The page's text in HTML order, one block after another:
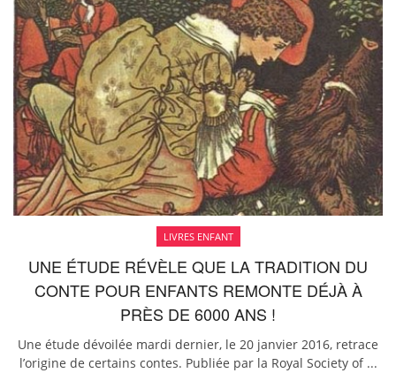
LIVRES ENFANT
UNE ÉTUDE RÉVÈLE QUE LA TRADITION DU
CONTE POUR ENFANTS REMONTE DÉJÀ À
PRÈS DE 6000 ANS !
Une étude dévoilée mardi dernier, le 20 janvier 2016, retrace
l’origine de certains contes. Publiée par la Royal Society of ...